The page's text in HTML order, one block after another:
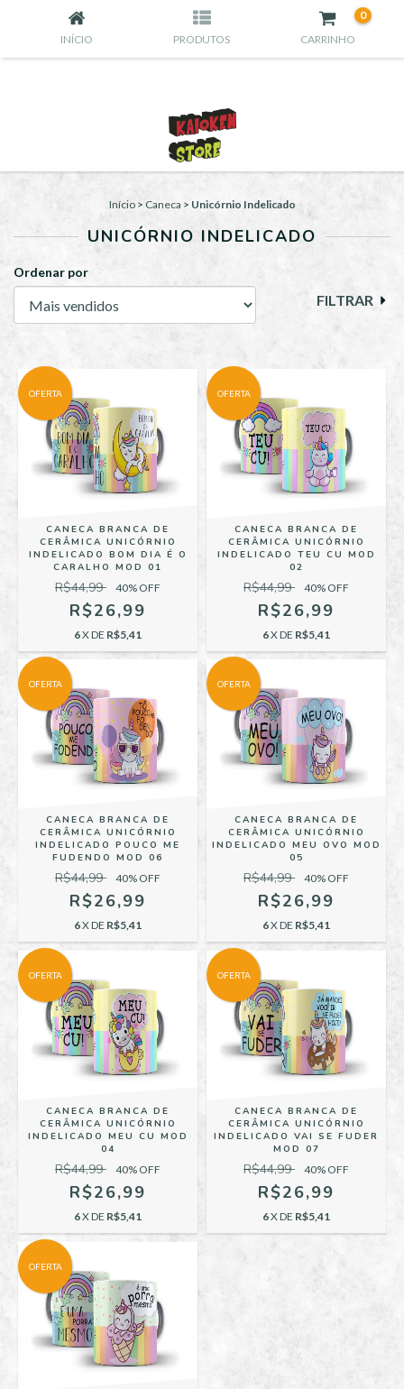
INÍCIO PRODUTOS CARRINHO
0
Início > Caneca > Unicórnio Indelicado
UNICÓRNIO INDELICADO
Ordenar por
FILTRAR
OFERTA
CANECA BRANCA DE
CERÂMICA UNICÓRNIO
INDELICADO BOM DIA É O
CARALHO MOD 01
R$44,99 40% OFF
R$26,99
6X DE R$5,41
OFERTA
CANECA BRANCA DE
CERÂMICA UNICÓRNIO
INDELICADO TEU CU MOD
02
R$44,99 40% OFF
R$26,99
6X DE R$5,41
OFERTA
CANECA BRANCA DE
CERÂMICA UNICÓRNIO
INDELICADO POUCO ME
FUDENDO MOD 06
R$44,99 40% OFF
R$26,99
6X DE R$5,41
OFERTA
CANECA BRANCA DE
CERÂMICA UNICÓRNIO
INDELICADO MEU OVO MOD
05
R$44,99 40% OFF
R$26,99
6X DE R$5,41
OFERTA
CANECA BRANCA DE
CERÂMICA UNICÓRNIO
INDELICADO MEU CU MOD
04
R$44,99 40% OFF
R$26,99
6X DE R$5,41
OFERTA
CANECA BRANCA DE
CERÂMICA UNICÓRNIO
INDELICADO VAI SE FUDER
MOD 07
R$44,99 40% OFF
R$26,99
6X DE R$5,41
OFERTA